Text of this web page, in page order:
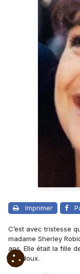
Imprimer
C’est avec tristesse
madame Sherley
ans. Elle était la fille
Robidoux.